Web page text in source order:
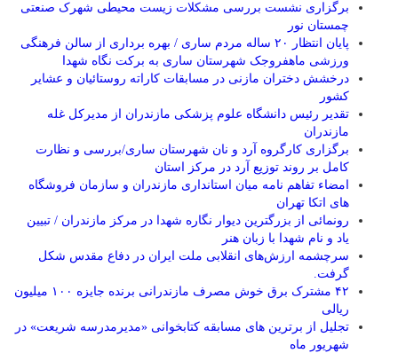
برگزاری نشست بررسی مشکلات زیست محیطی شهرک صنعتی
چمستان نور
پایان انتظار ۲۰ ساله مردم ساری / بهره برداری از سالن فرهنگی
ورزشی ماهفروجک شهرستان ساری به برکت نگاه شهدا
درخشش دختران مازنی در مسابقات کاراته روستائیان و عشایر
کشور
تقدیر رئیس دانشگاه علوم پزشکی مازندران از مدیرکل غله
مازندران
برگزاری کارگروه آرد و نان شهرستان ساری/بررسی و نظارت
کامل بر روند توزیع آرد در مرکز استان
امضاء تفاهم نامه میان استانداری مازندران و سازمان فروشگاه
های اتکا تهران
رونمائی از بزرگترین دیوار نگاره شهدا در مرکز مازندران / تبیین
یاد و نام شهدا با زبان هنر
سرچشمه ارزش‌های انقلابی ملت ایران در دفاع مقدس شکل
گرفت.
۴۲ مشترک برق خوش مصرف مازندرانی برنده جایزه ۱۰۰ میلیون
ریالی
تجلیل از برترین های مسابقه کتابخوانی «مدیرمدرسه شریعت» در
شهریور ماه